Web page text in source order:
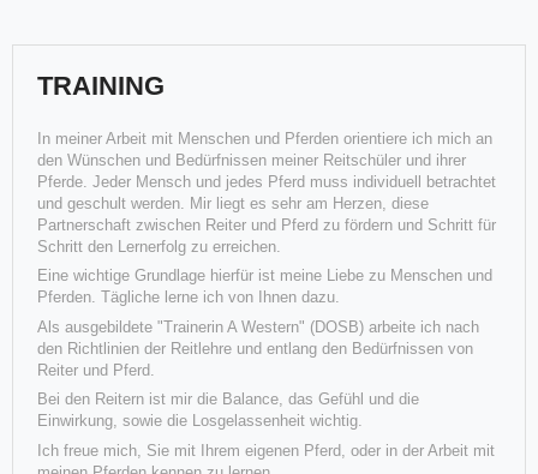
DQHA Q21
seinem Erfolgs-Pferd „Lion on the Beach“ wieder s
Weiterlesen
Luke ("Flesch my Dreams") gewinnt die Fohlenschau
Wir sind mehr als stolz auf unsere diesjährigen Fohlen:
Fohlenschausieger und Gesamtsieger „Flesch my Dreams“ (Luke) mi
Weiterlesen
TRAINING
In meiner Arbeit mit Menschen und Pferden orientiere ich mich an
den Wünschen und Bedürfnissen meiner Reitschüler und ihrer
Pferde. Jeder Mensch und jedes Pferd muss individuell betrachtet
und geschult werden. Mir liegt es sehr am Herzen, diese
Partnerschaft zwischen Reiter und Pferd zu fördern und Schritt für
Schritt den Lernerfolg zu erreichen.
Eine wichtige Grundlage hierfür ist meine Liebe zu Menschen und
Pferden. Tägliche lerne ich von Ihnen dazu.
Als ausgebildete "Trainerin A Western" (DOSB) arbeite ich nach
den Richtlinien der Reitlehre und entlang den Bedürfnissen von
Reiter und Pferd.
Bei den Reitern ist mir die Balance, das Gefühl und die
Einwirkung, sowie die Losgelassenheit wichtig.
Ich freue mich, Sie mit Ihrem eigenen Pferd, oder in der Arbeit mit